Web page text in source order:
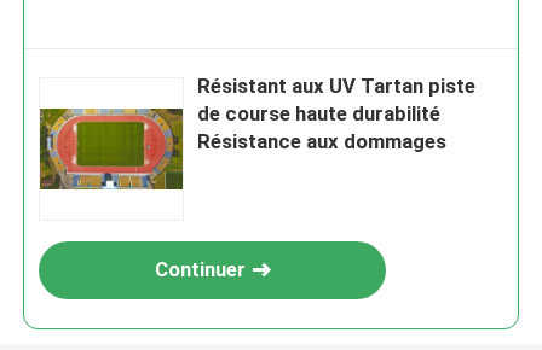
Résistant aux UV Tartan piste
de course haute durabilité
Résistance aux dommages
Continuer